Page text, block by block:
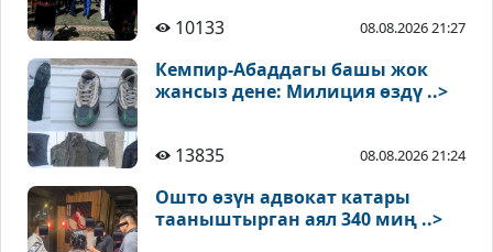
10133
08.08.2026 21:27
Кемпир-Абаддагы башы жок
жансыз дене: Милиция өздү ..>
13835 08.08.2026 21:24
Ошто өзүн адвокат катары
тааныштырган аял 340 миң ..>